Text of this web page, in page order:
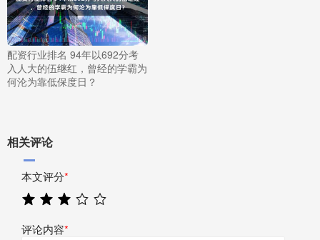
配资行业排名 94年以692分考
入人大的伍继红，曾经的学霸为
何沦为靠低保度日？
相关评论
本文评分*
评论内容*